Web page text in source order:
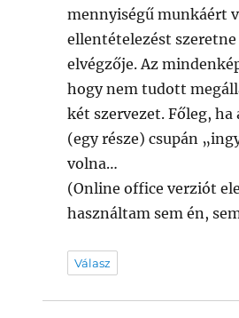
mennyiségű munkáért
ellentételezést
elvégzője. Az
hogy nem tudott
két szervezet. Főleg,
(egy része) csupán
volna…
(Online office verziót
használtam sem én,
Válasz